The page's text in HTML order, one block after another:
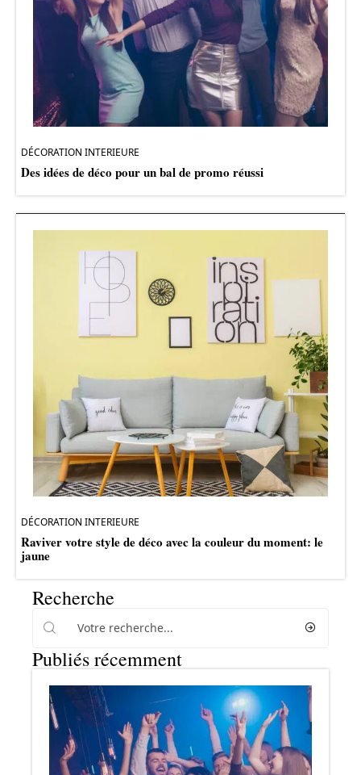
DÉCORATION INTERIEURE
Des idées de déco pour un bal de promo réussi
DÉCORATION INTERIEURE
Raviver votre style de déco avec la couleur du moment: le
jaune
Recherche
Publiés récemment